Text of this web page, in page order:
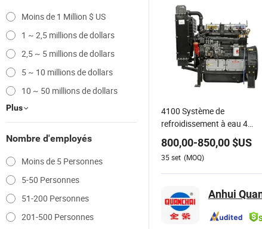
Moins de 1 Million $ US
1 ~ 2,5 millions de dollars
2,5 ~ 5 millions de dollars
5 ~ 10 millions de dollars
10 ~ 50 millions de dollars
Plus
Nombre d'employés
Moins de 5 Personnes
5-50 Personnes
51-200 Personnes
201-500 Personnes
4100 Système de
refroidissement à eau 4
Moteur à cylindre /
Production d'électricité
Moteurs diesel
800,00-850,00 $US
35set (MOQ)
Anhui